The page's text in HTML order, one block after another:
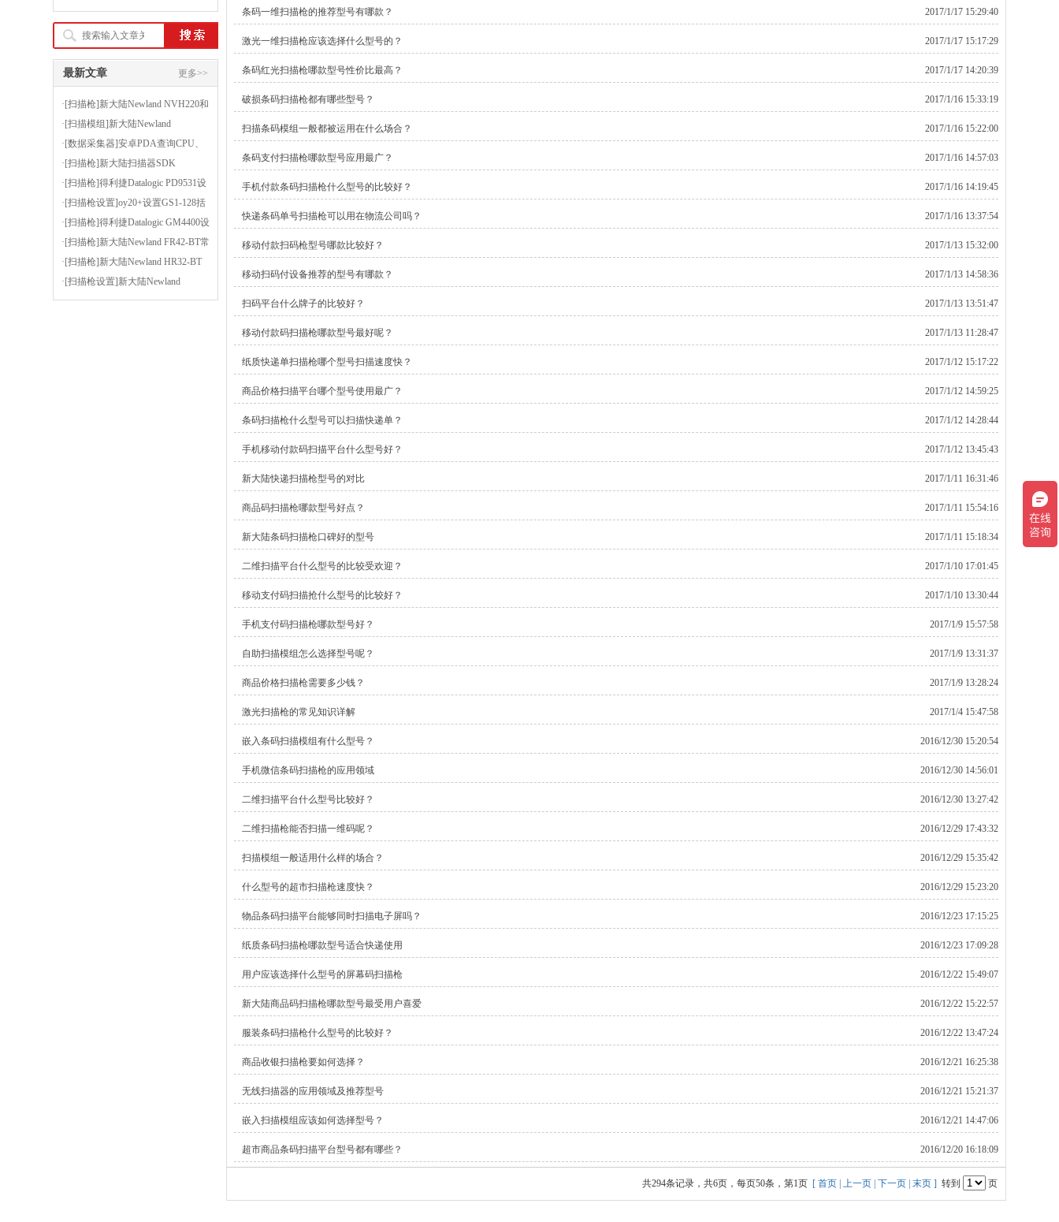
最新文章 更多>>
·[扫描枪]新大陆Newland NVH220和
HR3000的OCR正则表达式生成器
·[扫描模组]新大陆Newland
FM430EX扫PCB印刷电路板上的条
码
·[数据采集器]安卓PDA查询CPU、
内存等信息的小软件-CPUZ
·[扫描枪]新大陆扫描器SDK
·[扫描枪]得利捷Datalogic PD9531设
置为按键扫描或者连续扫描（扫描
方式）
·[扫描枪设置]oy20+设置GS1-128括
号使能
·[扫描枪]得利捷Datalogic GM4400设
置后缀为逗号
·[扫描枪]新大陆Newland FR42-BT常
见问题及解决方法
·[扫描枪]新大陆Newland HR32-BT
设置前缀为STX（02），后缀为
ETX（03）
·[扫描枪设置]新大陆Newland
OY20+安装虚拟串口驱动的步骤
2017/1/17 15:29:40
条码一维扫描枪的推荐型号有哪款？
2017/1/17 15:17:29
激光一维扫描枪应该选择什么型号的？
2017/1/17 14:20:39
条码红光扫描枪哪款型号性价比最高？
2017/1/16 15:33:19
破损条码扫描枪都有哪些型号？
2017/1/16 15:22:00
扫描条码模组一般都被运用在什么场合？
2017/1/16 14:57:03
条码支付扫描枪哪款型号应用最广？
2017/1/16 14:19:45
手机付款条码扫描枪什么型号的比较好？
2017/1/16 13:37:54
快递条码单号扫描枪可以用在物流公司吗？
2017/1/13 15:32:00
移动付款扫码枪型号哪款比较好？
2017/1/13 14:58:36
移动扫码付设备推荐的型号有哪款？
2017/1/13 13:51:47
扫码平台什么牌子的比较好？
2017/1/13 11:28:47
移动付款码扫描枪哪款型号最好呢？
2017/1/12 15:17:22
纸质快递单扫描枪哪个型号扫描速度快？
2017/1/12 14:59:25
商品价格扫描平台哪个型号使用最广？
2017/1/12 14:28:44
条码扫描枪什么型号可以扫描快递单？
2017/1/12 13:45:43
手机移动付款码扫描平台什么型号好？
2017/1/11 16:31:46
新大陆快递扫描枪型号的对比
2017/1/11 15:54:16
商品码扫描枪哪款型号好点？
2017/1/11 15:18:34
新大陆条码扫描枪口碑好的型号
2017/1/10 17:01:45
二维扫描平台什么型号的比较受欢迎？
2017/1/10 13:30:44
移动支付码扫描抢什么型号的比较好？
2017/1/9 15:57:58
手机支付码扫描枪哪款型号好？
2017/1/9 13:31:37
自助扫描模组怎么选择型号呢？
2017/1/9 13:28:24
商品价格扫描枪需要多少钱？
2017/1/4 15:47:58
激光扫描枪的常见知识详解
2016/12/30 15:20:54
嵌入条码扫描模组有什么型号？
2016/12/30 14:56:01
手机微信条码扫描枪的应用领域
2016/12/30 13:27:42
二维扫描平台什么型号比较好？
2016/12/29 17:43:32
二维扫描枪能否扫描一维码呢？
2016/12/29 15:35:42
扫描模组一般适用什么样的场合？
2016/12/29 15:23:20
什么型号的超市扫描枪速度快？
2016/12/23 17:15:25
物品条码扫描平台能够同时扫描电子屏吗？
2016/12/23 17:09:28
纸质条码扫描枪哪款型号适合快递使用
2016/12/22 15:49:07
用户应该选择什么型号的屏幕码扫描枪
2016/12/22 15:22:57
新大陆商品码扫描枪哪款型号最受用户喜爱
2016/12/22 13:47:24
服装条码扫描枪什么型号的比较好？
2016/12/21 16:25:38
商品收银扫描枪要如何选择？
2016/12/21 15:21:37
无线扫描器的应用领域及推荐型号
2016/12/21 14:47:06
嵌入扫描模组应该如何选择型号？
2016/12/20 16:18:09
超市商品条码扫描平台型号都有哪些？
共294条记录，共6页，每页50条，第1页 [ 首页 | 上一页 | 下一页 | 末页 ] 转到 页